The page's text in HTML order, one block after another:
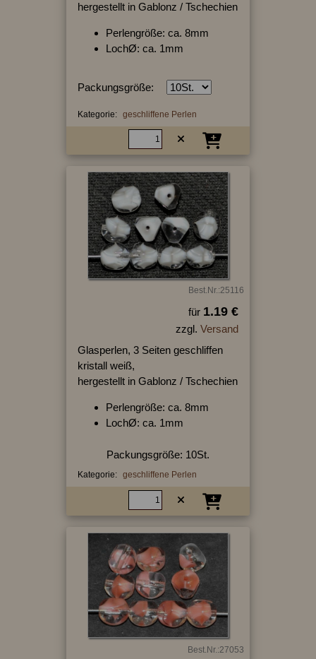
hergestellt in Gablonz / Tschechien
Perlengröße: ca. 8mm
LochØ: ca. 1mm
Packungsgröße:
Kategorie: geschliffene Perlen
Best.Nr.:25116
für 1.19 €
zzgl. Versand
Glasperlen, 3 Seiten geschliffen
kristall weiß,
hergestellt in Gablonz / Tschechien
Perlengröße: ca. 8mm
LochØ: ca. 1mm
Packungsgröße: 10St.
Kategorie: geschliffene Perlen
Best.Nr.:27053